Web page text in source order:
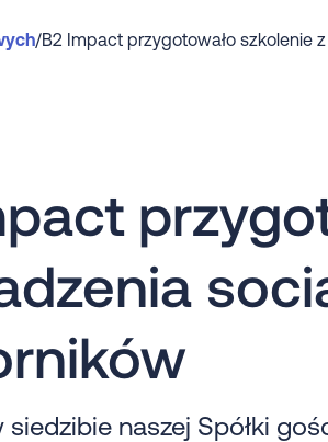
/B2 Impact przygotowało szkolenie
siedzibie naszej Spółki